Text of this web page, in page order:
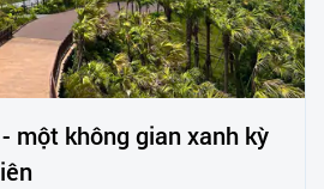
một không gian xanh kỳ